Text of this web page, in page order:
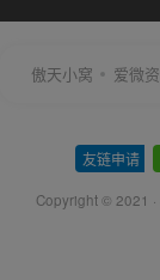
傲天小窝 爱微
友链申请
Copyright © 2021 ·